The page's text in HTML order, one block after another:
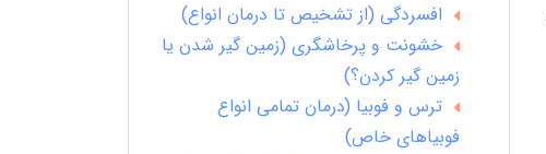
افسردگی (از تشخیص تا درمان انواع)
خشونت و پرخاشگری (زمین گیر شدن یا
زمین گیر کردن؟)
ترس و فوبیا (درمان تمامی انواع
فوبیاهای خاص)